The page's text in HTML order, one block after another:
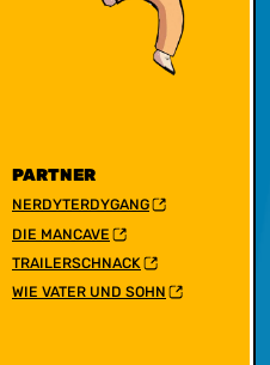
PARTNER
NERDYTERDYGANG
DIE MANCAVE
TRAILERSCHNACK
WIE VATER UND SOHN